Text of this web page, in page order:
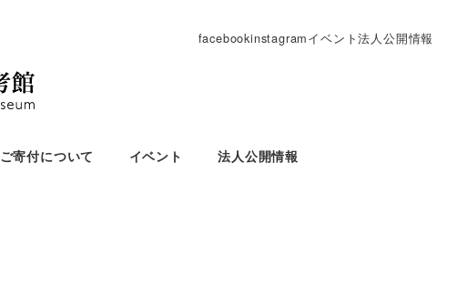
facebookinstagramイベント法人公開情報
ご寄付について イベント 法人公開情報